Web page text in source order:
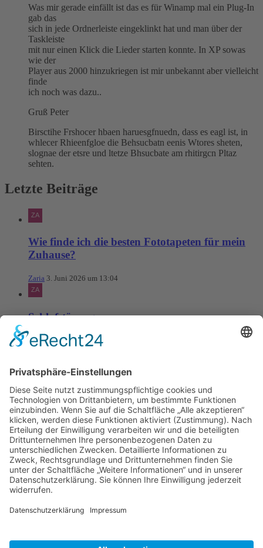
Was mir gerade einfällt ist das es für Winamp mal ein Plug-In
gab das
sich in jede Ordnerleiste eingeklinkt hat und man über der
Taskleiste
mit nur einen Klick die Lieder starten konnte. In XP sowas
wie der
Player aus 2000 hinzukriegen ist mir unbekannt aber vielleicht
finde
ich noch was dazu..
Gruß Peter
Birsctihe Frshocer hbaen haruesgfnuedn, dass es eagl ist, in
whlecer Rhieenfgloe die Behsucbatn eenis Wtores sheten,
slognae der etsre und ltetze Bhsucbate am rhitirgcn Pltaz
sehten.
Letzte Beiträge
Wie finde ich die besten Fototapeten für mein
Zuhause?
Zaria 3. Juni 2026 um 13:04
Schlafstörungen
Zaria 3. Juni 2026 um 13:03
Ms word to PDF
Manuellsen 28. Mai 2026 um 10:31
Künstliche Intelligenz in der
Plattformentwicklung
MasonOgden 24. August 2025 um 10:58
Was habt ihr euch zuletzt gekauft?
LarsKlars 3. März 2025 um 10:08